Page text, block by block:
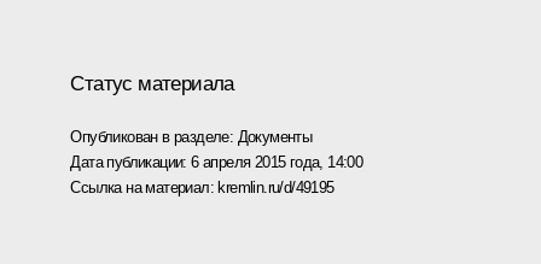
Статус материала
Опубликован в разделе: Документы
Дата публикации:6 апреля 2015 года, 14:00
Ссылка на материал: kremlin.ru/d/49195